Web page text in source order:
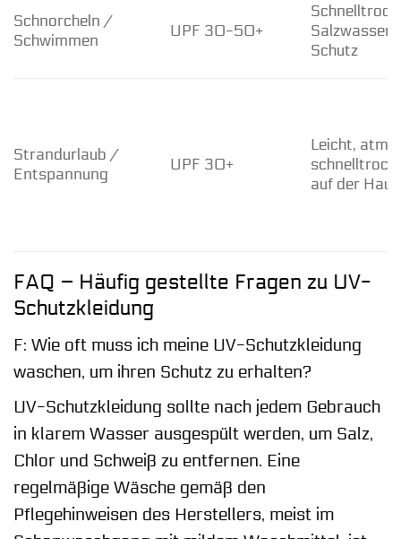
Schnorcheln /
Schwimmen
UPF 30-50+
Schutz
Strandurlaub /
Entspannung
UPF 30+
Leicht,
auf der Haut
FAQ – Häufig gestellte Fragen zu UV-
Schutzkleidung
F: Wie oft muss ich meine UV-Schutzkleidung
waschen, um ihren Schutz zu erhalten?
UV-Schutzkleidung sollte nach jedem Gebrauch
in klarem Wasser ausgespült werden, um Salz,
Chlor und Schweiß zu entfernen. Eine
regelmäßige Wäsche gemäß den
Pflegehinweisen des Herstellers, meist im